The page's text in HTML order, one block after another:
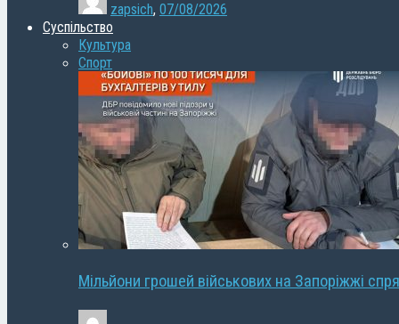
zapsich, 07/08/2026
Суспільство
Культура
Спорт
Мільйони грошей військових на Запоріжжі